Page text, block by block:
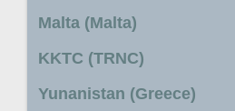
Malta (Malta)
KKTC (TRNC)
Yunanistan (Greece)